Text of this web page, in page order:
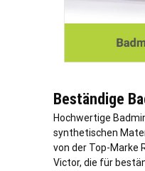
Beständige
Hochwertige
synthetischen
von der Top-Marke
Victor, die für